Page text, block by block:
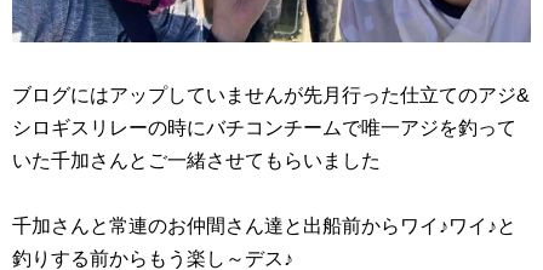
ブログにはアップしていませんが先月行った仕立てのアジ&
シロギスリレーの時にバチコンチームで唯一アジを釣って
いた千加さんとご一緒させてもらいました
千加さんと常連のお仲間さん達と出船前からワイ♪ワイ♪と
釣りする前からもう楽し～デス♪